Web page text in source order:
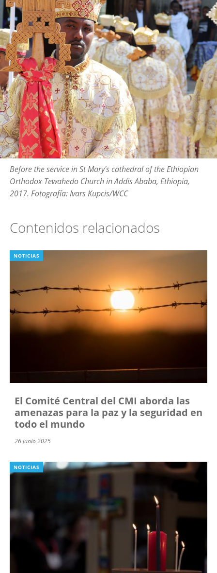
Before the service in St Mary's cathedral of the Ethiopian
Orthodox Tewahedo Church in Addis Ababa, Ethiopia,
2017. Fotografía: Ivars Kupcis/WCC
Contenidos relacionados
NOTICIAS
El Comité Central del CMI aborda las
amenazas para la paz y la seguridad en
todo el mundo
26 Junio 2025
NOTICIAS